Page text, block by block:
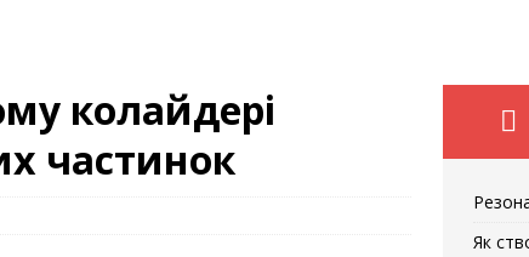
колайдері
частинок
Як